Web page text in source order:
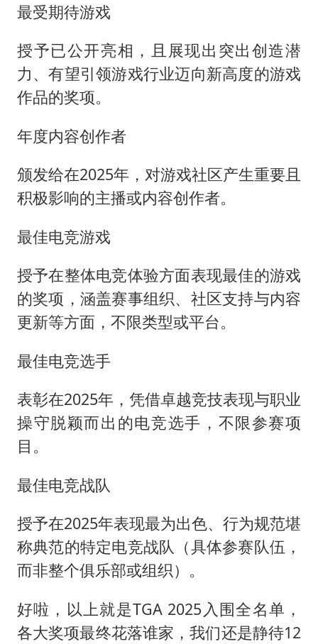
最受期待游戏
授予已公开亮相，且展现出突出创造潜
力、有望引领游戏行业迈向新高度的游戏
作品的奖项。
年度内容创作者
颁发给在2025年，对游戏社区产生重要且
积极影响的主播或内容创作者。
最佳电竞游戏
授予在整体电竞体验方面表现最佳的游戏
的奖项，涵盖赛事组织、社区支持与内容
更新等方面，不限类型或平台。
最佳电竞选手
表彰在2025年，凭借卓越竞技表现与职业
操守脱颖而出的电竞选手，不限参赛项
目。
最佳电竞战队
授予在2025年表现最为出色、行为规范堪
称典范的特定电竞战队（具体参赛队伍，
而非整个俱乐部或组织）。
好啦，以上就是TGA 2025入围全名单，
各大奖项最终花落谁家，我们还是静待12